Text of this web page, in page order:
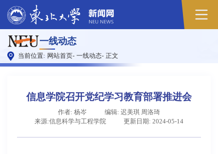
一线动态
当前位置: 网站首页- 一线动态- 正文
信息学院召开党纪学习教育部署推进会
作者: 杨岑
编辑: 迟美琪 周洛琦
来源:信息科学与工程学院
更新日期: 2024-05-14